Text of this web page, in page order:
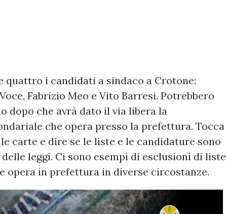
quattro i candidati a sindaco a Crotone:
Fabrizio Meo e Vito Barresi. Potrebbero
dopo che avrà dato il via libera la
che opera presso la prefettura. Tocca
carte e dire se le liste e le candidature sono
leggi. Ci sono esempi di esclusioni di liste
opera in prefettura in diverse circostanze.